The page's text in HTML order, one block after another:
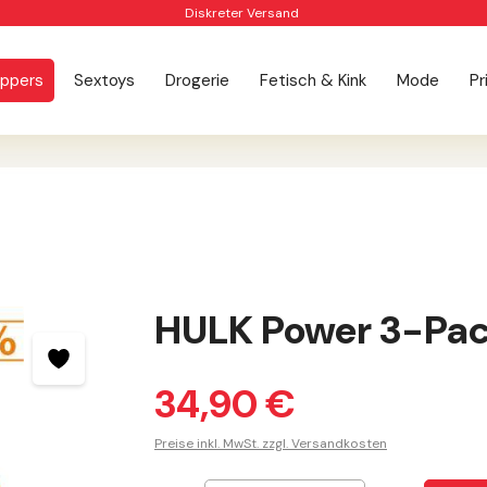
Diskreter Versand
Sextoys Drogerie Fetisch & Kink Mode
HULK Power 3-
34,90 €
Preise inkl. MwSt. zzgl. Versandkosten